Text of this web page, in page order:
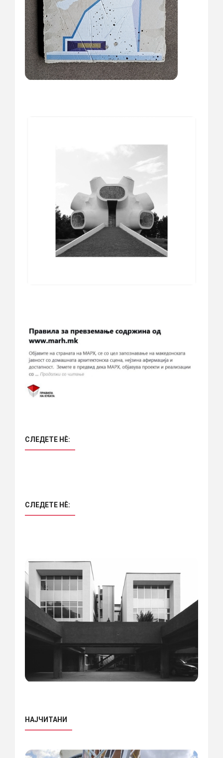
СЛЕДЕТЕ НÈ:
СЛЕДЕТЕ НÈ:
НАЈЧИТАНИ